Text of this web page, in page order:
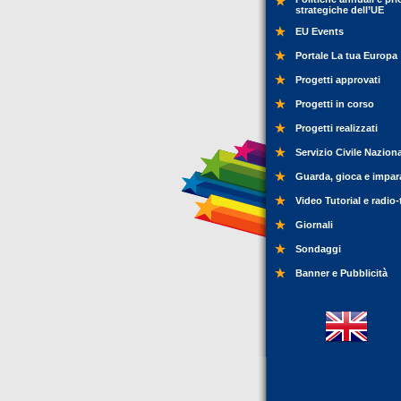
strategiche dell’UE
EU Events
Portale La tua Europa
Progetti approvati
Progetti in corso
Progetti realizzati
Servizio Civile
Guarda, gioca e
Video Tutorial e
Giornali
Sondaggi
Banner e Pubblicità